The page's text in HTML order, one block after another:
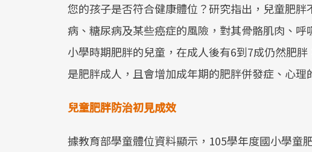
您的孩子是否符合健康體位？研究指出，兒童肥
病、糖尿病及某些癌症的風險，對其骨骼肌肉、呼
小學時期肥胖的兒童，在成人後有6到7成仍然肥
是肥胖成人，且會增加成年期的肥胖併發症、心理
兒童肥胖防治初見成效
據教育部學童體位資料顯示，105學年度國小學童